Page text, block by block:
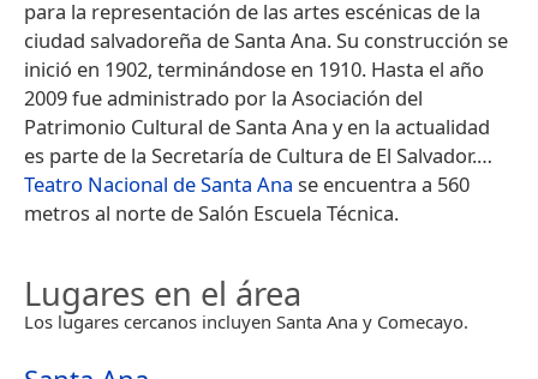
para la representación de las artes escénicas de la
ciudad salvadoreña de Santa Ana. Su construcción se
inició en 1902, terminándose en 1910.​​ Hasta el año
2009 fue administrado por la Asociación del
Patrimonio Cultural de Santa Ana y en la actualidad
es parte de la Secretaría de Cultura de El Salvador.​​​…
Teatro Nacional de Santa Ana se encuentra a 560
metros al norte de Salón Escuela Técnica.
Lugares en el área
Los lugares cercanos incluyen Santa Ana y Comecayo.